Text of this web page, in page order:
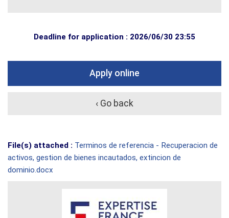
Deadline for application : 2026/06/30 23:55
Apply online
‹ Go back
File(s) attached : Terminos de referencia - Recuperacion de
activos, gestion de bienes incautados, extincion de
dominio.docx